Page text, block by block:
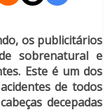
os publicitários
sobrenatural e
Este é um dos
de todos
decepadas